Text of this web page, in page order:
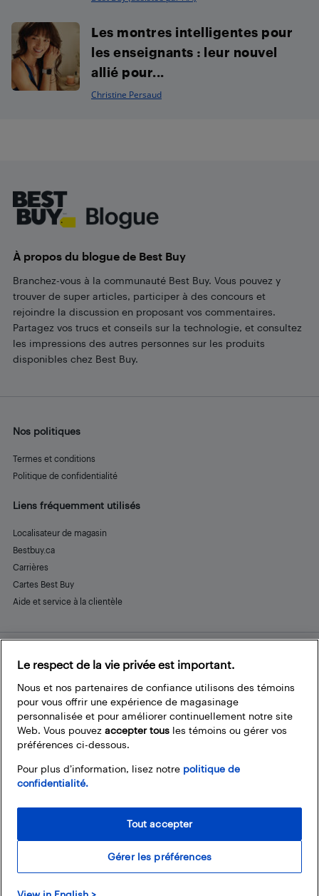
Les montres intelligentes pour
les enseignants : leur nouvel
allié pour...
Christine Persaud
À propos du blogue de Best Buy
Branchez-vous à la communauté Best Buy. Vous pouvez y
trouver de super articles, participer à des concours et
rejoindre la discussion en proposant vos commentaires.
Partagez vos trucs et conseils sur la technologie, et consultez
les impressions des autres personnes sur les produits
disponibles chez Best Buy.
Nos politiques
Termes et conditions
Politique de confidentialité
Liens fréquemment utilisés
Localisateur de magasin
Bestbuy.ca
Carrières
Cartes Best Buy
Aide et service à la clientèle
Restez connecté
FacebookInstagram
PinterestLinkedInYouTube
© 2026 Magasins Best Buy Canada Ltée. Tout droits réservés. Pour usage
Le respect de la vie privée est important.
Nous et nos partenaires de confiance utilisons des témoins
pour vous offrir une expérience de magasinage
personnalisée et pour améliorer continuellement notre site
Web. Vous pouvez accepter tous les témoins ou gérer vos
préférences ci-dessous.
Pour plus d’information, lisez notre politique de
confidentialité.
Gérer les préférences
Tout accepter